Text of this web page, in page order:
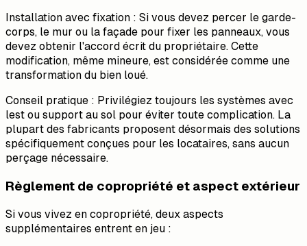
Installation avec fixation : Si vous devez percer le garde-
corps, le mur ou la façade pour fixer les panneaux, vous
devez obtenir l'accord écrit du propriétaire. Cette
modification, même mineure, est considérée comme une
transformation du bien loué.
Conseil pratique : Privilégiez toujours les systèmes avec
lest ou support au sol pour éviter toute complication. La
plupart des fabricants proposent désormais des solutions
spécifiquement conçues pour les locataires, sans aucun
perçage nécessaire.
Règlement de copropriété et aspect extérieur
Si vous vivez en copropriété, deux aspects
supplémentaires entrent en jeu :